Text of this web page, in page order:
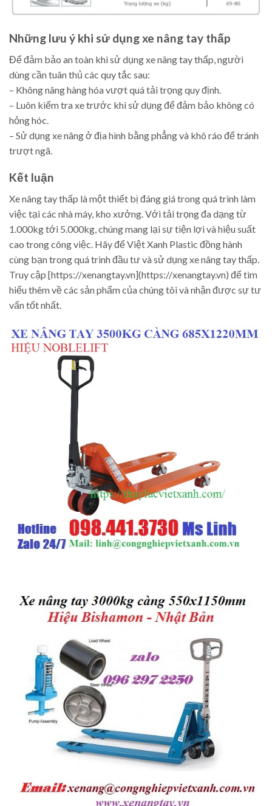
Những lưu ý khi sử dụng xe nâng tay thấp
Để đảm bảo an toàn khi sử dụng xe nâng tay thấp, người
dùng cần tuân thủ các quy tắc sau:
– Không nâng hàng hóa vượt quá tải trọng quy định.
– Luôn kiểm tra xe trước khi sử dụng để đảm bảo không có
hỏng hóc.
– Sử dụng xe nâng ở địa hình bằng phẳng và khô ráo để tránh
trượt ngã.
Kết luận
Xe nâng tay thấp là một thiết bị đáng giá trong quá trình làm
việc tại các nhà máy, kho xưởng. Với tải trọng đa dạng từ
1.000kg tới 5.000kg, chúng mang lại sự tiện lợi và hiệu suất
cao trong công việc. Hãy để Việt Xanh Plastic đồng hành
cùng bạn trong quá trình đầu tư và sử dụng xe nâng tay thấp.
Truy cập [https://xenangtay.vn](https://xenangtay.vn) để tìm
hiểu thêm về các sản phẩm của chúng tôi và nhận được sự tư
vấn tốt nhất.